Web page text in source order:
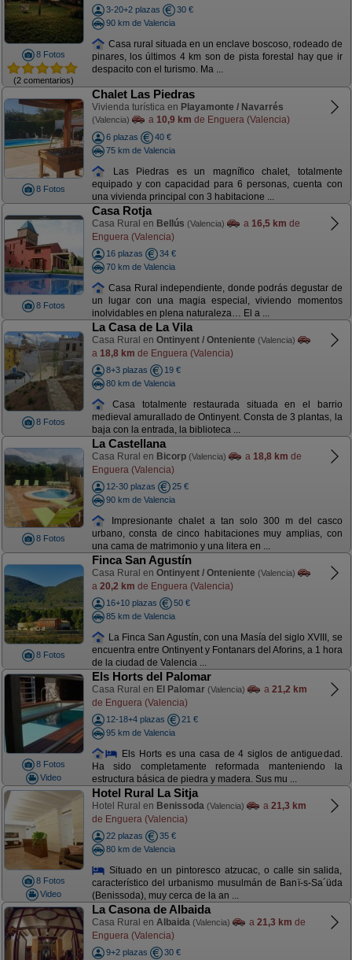
8 Fotos
(2 comentarios)
3-20+2 plazas
30 €
90 km de Valencia
Casa rural situada en un enclave boscoso, rodeado de
pinares, los últimos 4 km son de pista forestal hay que ir
despacito con el turismo. Ma ...
8 Fotos
Chalet Las Piedras
Vivienda turística en Playamonte / Navarrés
(Valencia) a 10,9 km de Enguera (Valencia)
6 plazas
40 €
75 km de Valencia
Las Piedras es un magnífico chalet, totalmente
equipado y con capacidad para 6 personas, cuenta con
una vivienda principal con 3 habitacione ...
8 Fotos
Casa Rotja
Casa Rural en Bellús (Valencia) a 16,5 km de
Enguera (Valencia)
16 plazas
34 €
70 km de Valencia
Casa Rural independiente, donde podrás degustar de
un lugar con una magia especial, viviendo momentos
inolvidables en plena naturaleza… El a ...
8 Fotos
La Casa de La Vila
Casa Rural en Ontinyent / Onteniente (Valencia)
a 18,8 km de Enguera (Valencia)
8+3 plazas
19 €
80 km de Valencia
Casa totalmente restaurada situada en el barrio
medieval amurallado de Ontinyent. Consta de 3 plantas, la
baja con la entrada, la biblioteca ...
8 Fotos
La Castellana
Casa Rural en Bicorp (Valencia) a 18,8 km de
Enguera (Valencia)
12-30 plazas
25 €
90 km de Valencia
Impresionante chalet a tan solo 300 m del casco
urbano, consta de cinco habitaciones muy amplias, con
una cama de matrimonio y una litera en ...
8 Fotos
Finca San Agustín
Casa Rural en Ontinyent / Onteniente (Valencia)
a 20,2 km de Enguera (Valencia)
16+10 plazas
50 €
85 km de Valencia
La Finca San Agustín, con una Masía del siglo XVIII, se
encuentra entre Ontinyent y Fontanars del Aforins, a 1 hora
de la ciudad de Valencia ...
8 Fotos
Video
Els Horts del Palomar
Casa Rural en El Palomar (Valencia) a 21,2 km
de Enguera (Valencia)
12-18+4 plazas
21 €
95 km de Valencia
Els Horts es una casa de 4 siglos de antiguedad.
Ha sido completamente reformada manteniendo la
estructura básica de piedra y madera. Sus mu ...
8 Fotos
Video
Hotel Rural La Sitja
Hotel Rural en Benissoda (Valencia) a 21,3 km
de Enguera (Valencia)
22 plazas
35 €
80 km de Valencia
Situado en un pintoresco atzucac, o calle sin salida,
característico del urbanismo musulmán de Banï-s-Sa´üda
(Benissoda), muy cerca de la an ...
La Casona de Albaida
Casa Rural en Albaida (Valencia) a 21,3 km de
Enguera (Valencia)
9+2 plazas 30 €